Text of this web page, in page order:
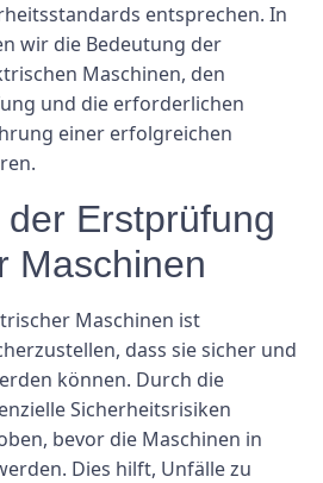
entsprechen. In
wir die Bedeutung der
Maschinen, den
und die erforderlichen
einer erfolgreichen
Erstprüfung
Maschinen
Maschinen ist
dass sie sicher und
können. Durch die
Sicherheitsrisiken
bevor die Maschinen in
Dies hilft, Unfälle zu